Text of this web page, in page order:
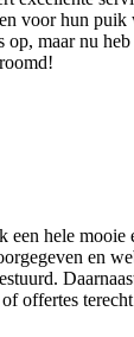
voor hun
op, maar nu
een hele mooie
en
offertes